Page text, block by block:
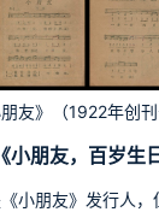
友》（1922年创刊
小朋友，百岁生
小朋友》发行人